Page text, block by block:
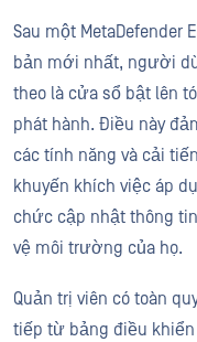
Sau một MetaDefender
bản mới nhất, người
theo là cửa sổ bật lên
phát hành. Điều này
các tính năng và cải
khuyến khích việc áp
chức cập nhật thông
vệ môi trường của họ.
Quản trị viên có toàn
tiếp từ bảng điều